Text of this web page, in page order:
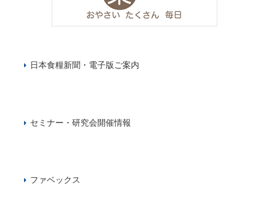
日本食糧新聞・電子版ご案内
セミナー・研究会開催情報
ファベックス